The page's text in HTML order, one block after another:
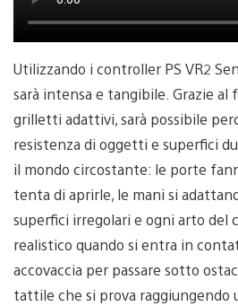
Utilizzando i controller PS VR2
sarà intensa e tangibile. Grazie al
grilletti adattivi, sarà possibile
resistenza di oggetti e superfici
il mondo circostante: le porte
tenta di aprirle, le mani si
superfici irregolari e ogni arto del
realistico quando si entra in
accovaccia per passare sotto
tattile che si prova raggiungendo